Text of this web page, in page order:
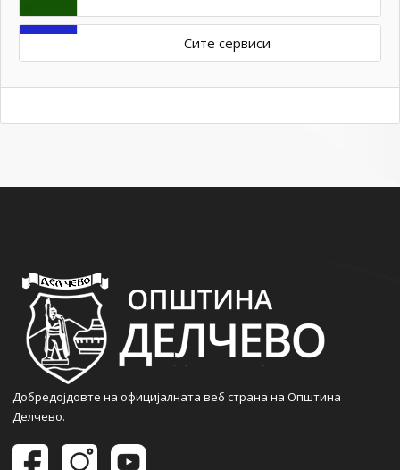
Сите сервиси
Добредојдовте на официјалната веб страна на Општина
Делчево.